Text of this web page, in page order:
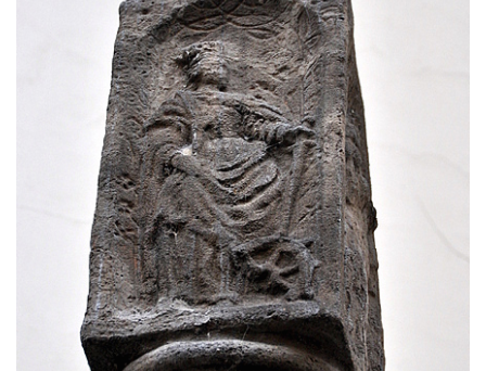
Sloup svatého Prokopa na 2. náměstí v
Sloup s kaplicí (boží muka) v ulici ČSLA v
Bohušovicích nad Ohří
Sloup svatého Antonína Paduánského u
polní cesty jihovýchodně od Skalice u
České Lípy
Sloup svatého Václava na Václavském
náměstí v Lovosicích
Sloup svatého Jana Nepomuckého v
Žibřidicích
Sloup svatého Jana Nepomuckého v